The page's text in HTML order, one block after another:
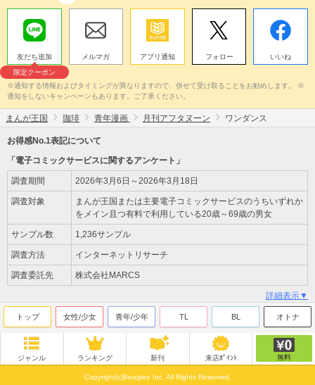
友だち追加
限定クーポン
メルマガ アプリ通知 フォロー いいね
※通知する情報およびタイミングが異なりますので、併せて受け取ることをお勧めします。 ※
通知をしないキャンペーンもあります。ご了承ください。
まんが王国 珈琲 青年漫画 月刊アフタヌーン ワンダンス
お得感No.1表記について
「電子コミックサービスに関するアンケート」
調査期間 2026年3月6日～2026年3月18日
調査対象
まんが王国または主要電子コミックサービスのうちいずれか
をメイン且つ有料で利用している20歳～69歳の男女
サンプル数 1,236サンプル
調査方法 インターネットリサーチ
調査委託先 株式会社MARCS
詳細表示▼
トップ 女性/少女 青年/少年 TL BL オトナ
ジャンル ランキング 新刊 来店ﾎﾟｲﾝﾄ 無料
Copyright(c)Beaglee Inc. All Rights Reserved.